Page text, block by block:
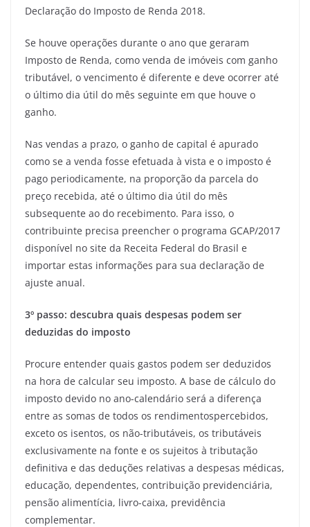
Declaração do Imposto de Renda 2018.
Se houve operações durante o ano que geraram
Imposto de Renda, como venda de imóveis com ganho
tributável, o vencimento é diferente e deve ocorrer até
o último dia útil do mês seguinte em que houve o
ganho.
Nas vendas a prazo, o ganho de capital é apurado
como se a venda fosse efetuada à vista e o imposto é
pago periodicamente, na proporção da parcela do
preço recebida, até o último dia útil do mês
subsequente ao do recebimento. Para isso, o
contribuinte precisa preencher o programa GCAP/2017
disponível no site da Receita Federal do Brasil e
importar estas informações para sua declaração de
ajuste anual.
3º passo: descubra quais despesas podem ser
deduzidas do imposto
Procure entender quais gastos podem ser deduzidos
na hora de calcular seu imposto. A base de cálculo do
imposto devido no ano-calendário será a diferença
entre as somas de todos os rendimentospercebidos,
exceto os isentos, os não-tributáveis, os tributáveis
exclusivamente na fonte e os sujeitos à tributação
definitiva e das deduções relativas a despesas médicas,
educação, dependentes, contribuição previdenciária,
pensão alimentícia, livro-caixa, previdência
complementar.